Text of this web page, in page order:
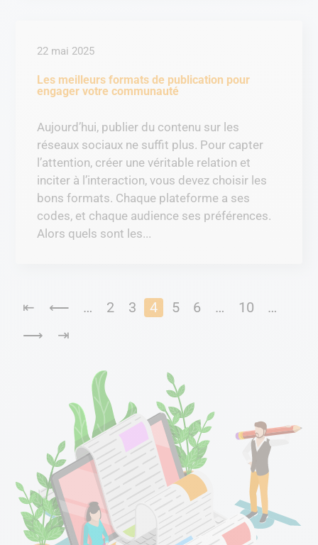
Les meilleurs formats de publication pour
engager votre communauté
22 mai 2025
Aujourd’hui, publier du contenu sur les
réseaux sociaux ne suffit plus. Pour capter
l’attention, créer une véritable relation et
inciter à l’interaction, vous devez choisir les
bons formats. Chaque plateforme a ses
codes, et chaque audience ses préférences.
Alors quels sont les...
⇤ ⟵ … 2 3 4 5 6 … 10
…
⟶
⇥